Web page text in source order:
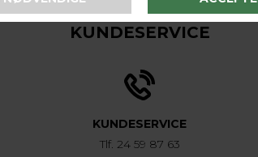
KUNDESERVICE
KUNDESERVICE
Tlf. 24 59 87 63